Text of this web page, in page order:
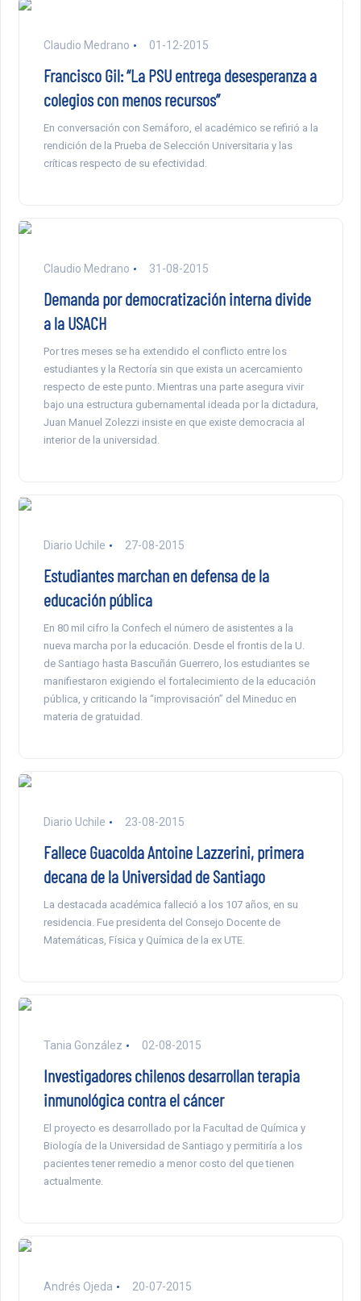
Claudio Medrano 01-12-2015
Francisco Gil: “La PSU entrega desesperanza a
colegios con menos recursos”
En conversación con Semáforo, el académico se refirió a la
rendición de la Prueba de Selección Universitaria y las
críticas respecto de su efectividad.
Claudio Medrano 31-08-2015
Demanda por democratización interna divide
a la USACH
Por tres meses se ha extendido el conflicto entre los
estudiantes y la Rectoría sin que exista un acercamiento
respecto de este punto. Mientras una parte asegura vivir
bajo una estructura gubernamental ideada por la dictadura,
Juan Manuel Zolezzi insiste en que existe democracia al
interior de la universidad.
Diario Uchile 27-08-2015
Estudiantes marchan en defensa de la
educación pública
En 80 mil cifro la Confech el número de asistentes a la
nueva marcha por la educación. Desde el frontis de la U.
de Santiago hasta Bascuñán Guerrero, los estudiantes se
manifiestaron exigiendo el fortalecimiento de la educación
pública, y criticando la “improvisación” del Mineduc en
materia de gratuidad.
Diario Uchile 23-08-2015
Fallece Guacolda Antoine Lazzerini, primera
decana de la Universidad de Santiago
La destacada académica falleció a los 107 años, en su
residencia. Fue presidenta del Consejo Docente de
Matemáticas, Física y Química de la ex UTE.
Tania González 02-08-2015
Investigadores chilenos desarrollan terapia
inmunológica contra el cáncer
El proyecto es desarrollado por la Facultad de Química y
Biología de la Universidad de Santiago y permitiría a los
pacientes tener remedio a menor costo del que tienen
actualmente.
Andrés Ojeda 20-07-2015